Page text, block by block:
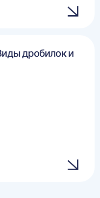
дробилок и